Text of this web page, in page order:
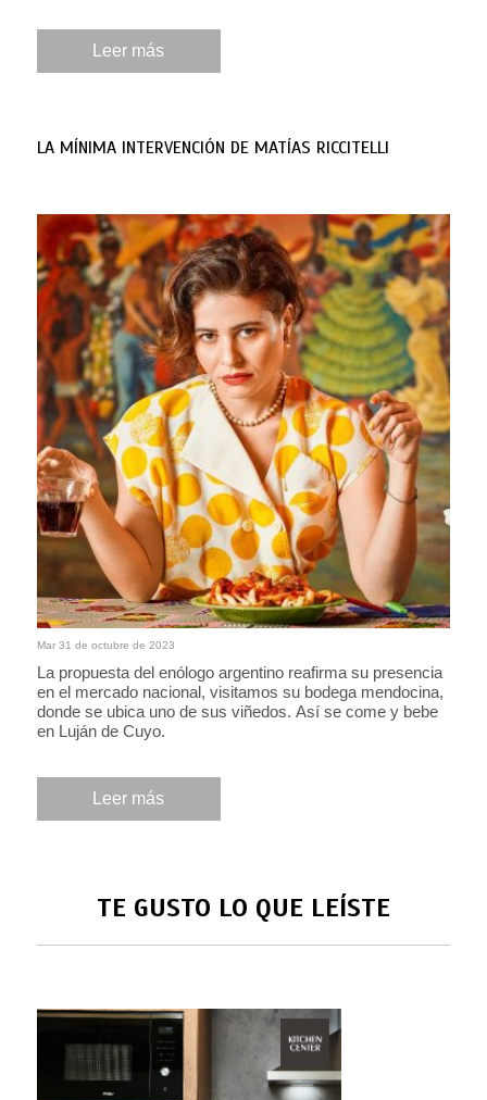
Leer más
LA MÍNIMA INTERVENCIÓN DE MATÍAS RICCITELLI
Mar 31 de octubre de 2023
La propuesta del enólogo argentino reafirma su presencia
en el mercado nacional, visitamos su bodega mendocina,
donde se ubica uno de sus viñedos. Así se come y bebe
en Luján de Cuyo.
Leer más
TE GUSTO LO QUE LEÍSTE